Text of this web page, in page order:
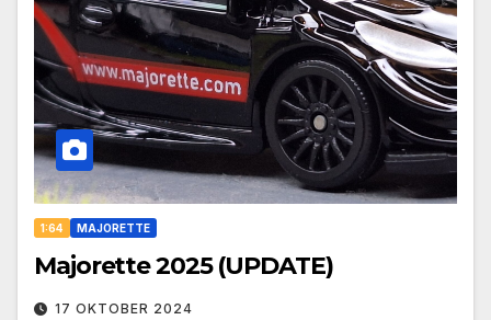
1:64 MAJORETTE
Majorette 2025 (UPDATE)
17 OKTOBER 2024